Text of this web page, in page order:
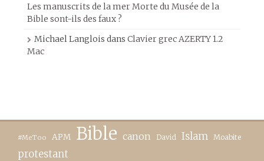
Les manuscrits de la mer Morte du Musée de la
Bible sont-ils des faux ?
Michael Langlois dans Clavier grec AZERTY 1.2
Mac
#MeToo APM Bible canon David Islam Moabite
protestant